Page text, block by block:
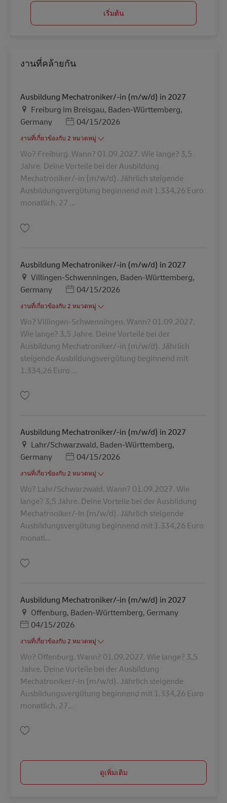
เริ่มต้น
งานที่คล้ายกัน
Ausbildung Mechatroniker/-in (m/w/d) in 2027
สถานที่
Freiburg im Breisgau, Baden-Württemberg,
Germany
Posted Date
04/15/2026
งานที่เกี่ยวข้องกับ 2 หมวดหมู่
Wo? Freiburg. Wann? 01.09.2027. Wie lange? 3,5
Jahre. Deine Vorteile bei der Ausbildung
Mechatroniker/-in (m/w/d). Jährlich steigende
Ausbildungsvergütung beginnend mit 1.334,26 Euro
monatlich. 27 ...
Ausbildung Mechatroniker/-in (m/w/d) in 2027
สถานที่
Villingen-Schwenningen, Baden-Württemberg,
Germany
Posted Date
04/15/2026
งานที่เกี่ยวข้องกับ 2 หมวดหมู่
Wo? Villingen-Schwenningen. Wann? 01.09.2027.
Wie lange? 3,5 Jahre. Deine Vorteile bei der
Ausbildung Mechatroniker/-in (m/w/d). Jährlich
steigende Ausbildungsvergütung beginnend mit
1.334,26 Euro ...
Ausbildung Mechatroniker/-in (m/w/d) in 2027
สถานที่
Lahr/Schwarzwald, Baden-Württemberg,
Germany
Posted Date
04/15/2026
งานที่เกี่ยวข้องกับ 2 หมวดหมู่
Wo? Lahr/Schwarzwald. Wann? 01.09.2027. Wie
lange? 3,5 Jahre. Deine Vorteile bei der Ausbildung
Mechatroniker/-in (m/w/d). Jährlich steigende
Ausbildungsvergütung beginnend mit 1.334,26 Euro
monatl...
Ausbildung Mechatroniker/-in (m/w/d) in 2027
สถานที่
Offenburg, Baden-Württemberg, Germany
Posted Date
04/15/2026
งานที่เกี่ยวข้องกับ 2 หมวดหมู่
Wo? Offenburg. Wann? 01.09.2027. Wie lange? 3,5
Jahre. Deine Vorteile bei der Ausbildung
Mechatroniker/-in (m/w/d). Jährlich steigende
Ausbildungsvergütung beginnend mit 1.334,26 Euro
monatlich. 27...
ดูเพิ่มเติม